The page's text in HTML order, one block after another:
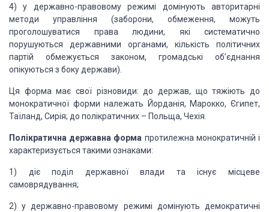
4)у державно-правовому режимі домінують авторитарні
методи управління (заборони, обмеження, можуть
проголошуватися права людини, які систематично
порушуються державними органами, кількість політичних
партій обмежується законом, громадські об’єднання
опікуються з боку держави).
Ця форма має свої різновиди: до держав, що тяжіють до
монократичної форми належать Йорданія, Марокко, Єгипет,
Таїланд, Сирія; до полікратичних – Польща, Чехія.
Полікратична державна форма протилежна монократичній і
характеризується такими ознаками:
1) діє поділ державної влади та існує місцеве
самоврядування;
2)у державно-правовому режимі домінують демократичні